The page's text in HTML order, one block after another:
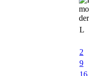
L
2
9